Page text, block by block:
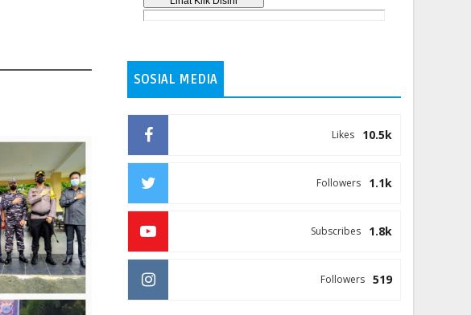
SOSIAL MEDIA
10.5k
Likes
1.1k
Followers
1.8k
Subscribes
519
Followers